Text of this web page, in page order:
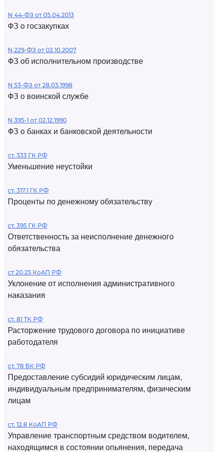
N 44-ФЗ от 05.04.2013
ФЗ о госзакупках
N 229-ФЗ от 02.10.2007
ФЗ об исполнительном производстве
N 53-ФЗ от 28.03.1998
ФЗ о воинской службе
N 395-1 от 02.12.1990
ФЗ о банках и банковской деятельности
ст. 333 ГК РФ
Уменьшение неустойки
ст. 317.1 ГК РФ
Проценты по денежному обязательству
ст. 395 ГК РФ
Ответственность за неисполнение денежного
обязательства
ст 20.25 КоАП РФ
Уклонение от исполнения административного
наказания
ст. 81 ТК РФ
Расторжение трудового договора по инициативе
работодателя
ст. 78 БК РФ
Предоставление субсидий юридическим лицам,
индивидуальным предпринимателям, физическим
лицам
ст. 12.8 КоАП РФ
Управление транспортным средством водителем,
находящимся в состоянии опьянения, передача